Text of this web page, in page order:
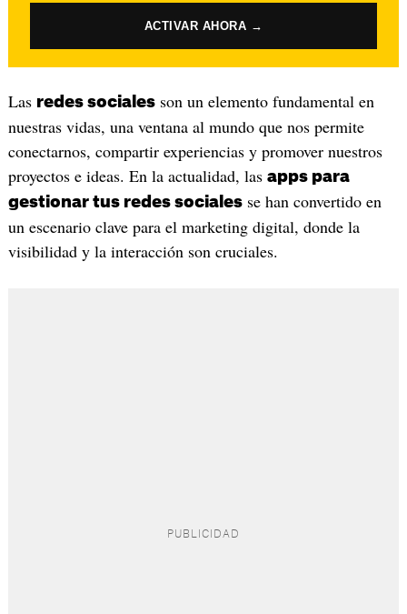
ACTIVAR AHORA →
Las redes socialesson un elemento fundamental en
nuestras vidas, una ventana al mundo que nos permite
conectarnos, compartir experiencias y promover nuestros
proyectos e ideas. En la actualidad, las apps para
gestionar tus redes socialesse han convertido en
un escenario clave para el marketing digital, donde la
visibilidad y la interacción son cruciales.